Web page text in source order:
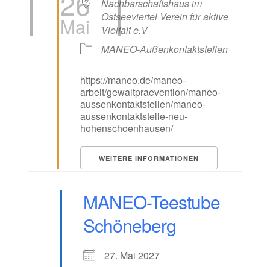
Mai
Nachbarschaftshaus im
Ostseeviertel Verein für aktive
Vielfalt e.V
MANEO-Außenkontaktstellen
https://maneo.de/maneo-
arbeit/gewaltpraevention/maneo-
aussenkontaktstellen/maneo-
aussenkontaktstelle-neu-
hohenschoenhausen/
WEITERE INFORMATIONEN
MANEO-Teestube
Schöneberg
27. Mai 2027